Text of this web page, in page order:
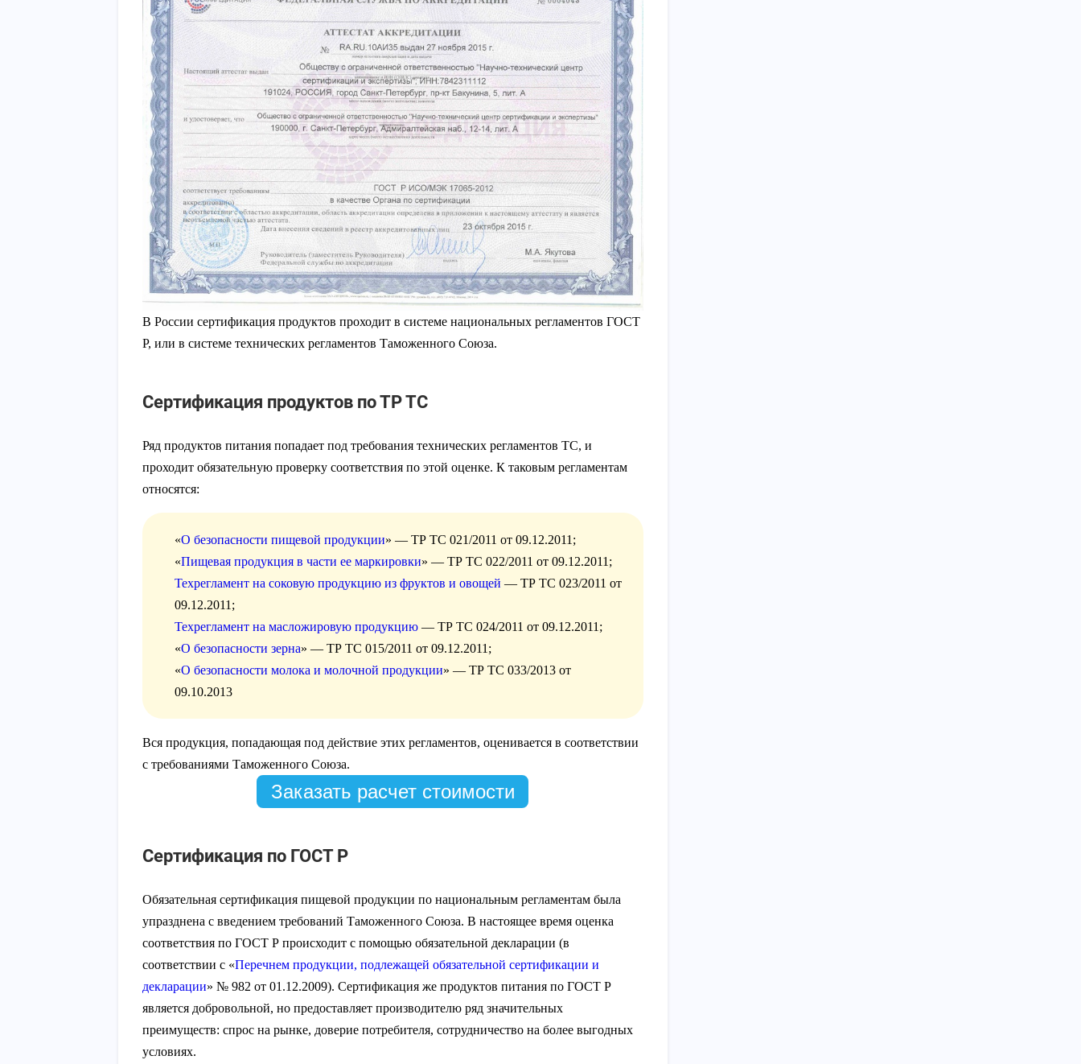
В России сертификация продуктов проходит в системе национальных регламентов ГОСТ
Р, или в системе технических регламентов Таможенного Союза.
Сертификация продуктов по ТР ТС
Ряд продуктов питания попадает под требования технических регламентов ТС, и
проходит обязательную проверку соответствия по этой оценке. К таковым регламентам
относятся:
«О безопасности пищевой продукции» — ТР ТС 021/2011 от 09.12.2011;
«Пищевая продукция в части ее маркировки» — ТР ТС 022/2011 от 09.12.2011;
Техрегламент на соковую продукцию из фруктов и овощей — ТР ТС 023/2011 от
09.12.2011;
Техрегламент на масложировую продукцию — ТР ТС 024/2011 от 09.12.2011;
«О безопасности зерна» — ТР ТС 015/2011 от 09.12.2011;
«О безопасности молока и молочной продукции» — ТР ТС 033/2013 от
09.10.2013
Вся продукция, попадающая под действие этих регламентов, оценивается в соответствии
с требованиями Таможенного Союза.
Заказать расчет стоимости
Сертификация по ГОСТ Р
Обязательная сертификация пищевой продукции по национальным регламентам была
упразднена с введением требований Таможенного Союза. В настоящее время оценка
соответствия по ГОСТ Р происходит с помощью обязательной декларации (в
соответствии с «Перечнем продукции, подлежащей обязательной сертификации и
декларации» № 982 от 01.12.2009). Сертификация же продуктов питания по ГОСТ Р
является добровольной, но предоставляет производителю ряд значительных
преимуществ: спрос на рынке, доверие потребителя, сотрудничество на более выгодных
условиях.